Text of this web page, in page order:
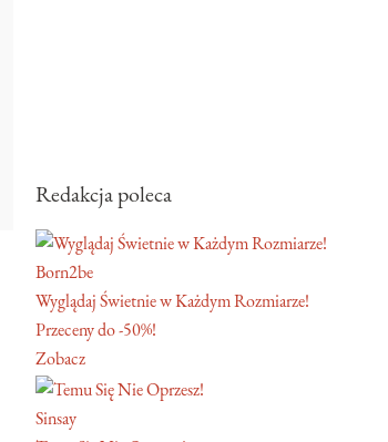
Redakcja poleca
Born2be
Wyglądaj Świetnie w Każdym Rozmiarze!
Przeceny do -50%!
Zobacz
Sinsay